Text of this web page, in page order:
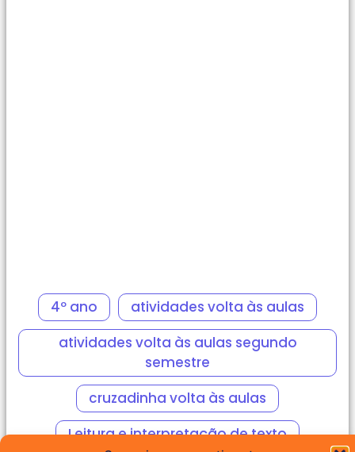
4º ano
atividades volta às aulas
atividades volta às aulas segundo
semestre
cruzadinha volta às aulas
Leitura e interpretação de texto